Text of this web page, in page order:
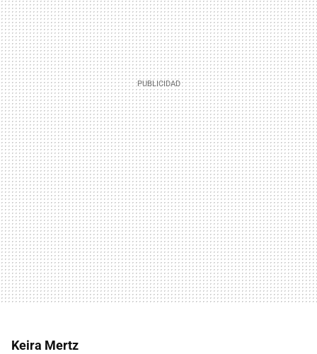
Keira Mertz